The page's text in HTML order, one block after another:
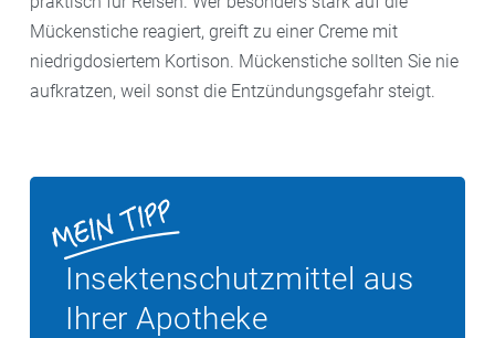
Mückenstiche reagiert, greift zu einer Creme mit
niedrigdosiertem Kortison. Mückenstiche sollten Sie nie
aufkratzen, weil sonst die Entzündungsgefahr steigt.
Insektenschutzmittel aus
Ihrer Apotheke